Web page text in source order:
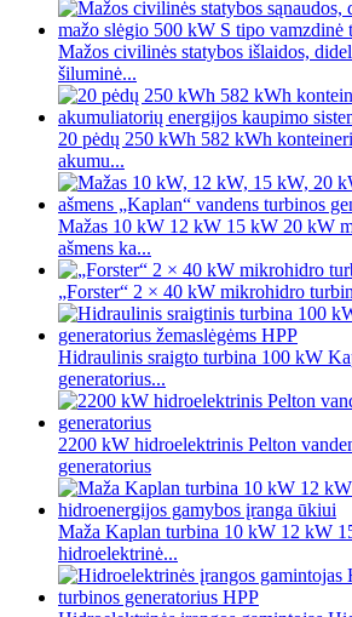
Mažos civilinės statybos išlaidos,
šiluminė...
20 pėdų 250 kWh 582 kWh
akumu...
Mažas 10 kW 12 kW 15 kW 20 kW
ašmens ka...
„Forster“ 2 × 40 kW mikrohidro
Hidraulinis sraigto turbina 100 kW
generatorius...
2200 kW hidroelektrinis Pelton
generatorius
Maža Kaplan turbina 10 kW 12 kW
hidroelektrinė...